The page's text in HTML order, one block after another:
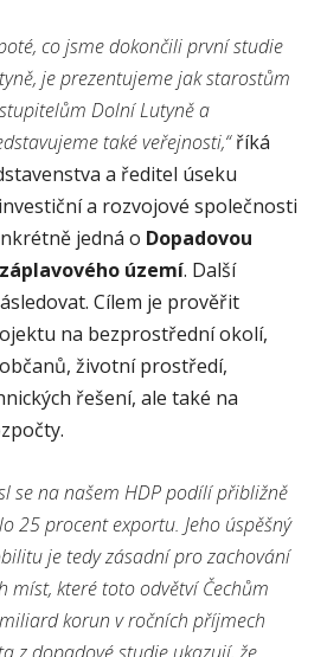
co jsme dokončili první studie
je prezentujeme jak starostům
Dolní Lutyně a
také veřejnosti,“říká
a ředitel úseku
a rozvojové společnosti
jedná o Dopadovou
území. Další
Cílem je prověřit
na bezprostřední okolí,
životní prostředí,
řešení, ale také na
se na našem HDP podílí přibližně
25 procent exportu. Jeho úspěšný
je tedy zásadní pro zachování
míst, které toto odvětví Čechům
korun v ročních příjmech
z dopadové studie ukazují, že